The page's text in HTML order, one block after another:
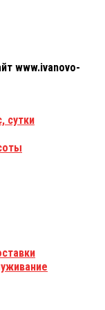
www.ivanovo-
сутки